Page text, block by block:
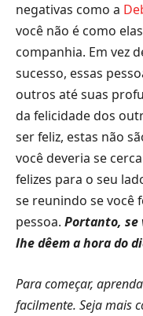
negativas como a
você não é como
companhia. Em vez
sucesso, essas
outros até suas
da felicidade dos
ser feliz, estas não
você deveria se
felizes para o seu
se reunindo se você
pessoa. Portanto, se
lhe dêem a hora do
Para começar,
facilmente. Seja mais